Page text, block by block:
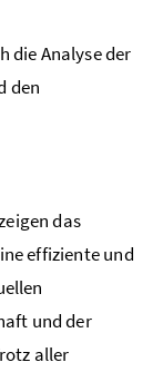
die Analyse der
den
das
effiziente und
und der
aller